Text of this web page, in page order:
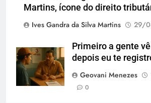
Martins, ícone do direito
Ives Gandra da Silva Martins
29/
Primeiro a gente
depois eu te
Geovani Menezes
0